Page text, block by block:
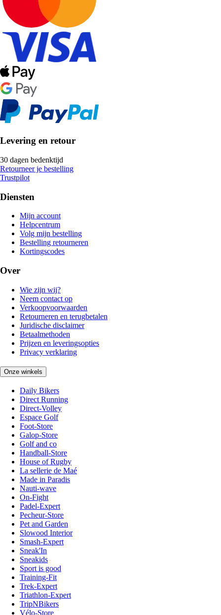
Levering en retour
30 dagen bedenktijd
Retourneer je bestelling
Trustpilot
Diensten
Mijn account
Helpcentrum
Volg mijn bestelling
Bestelling retourneren
Kortingscodes
Over
Wie zijn wij?
Neem contact op
Verkoopvoorwaarden
Retourneren en terugbetalen
Juridische disclaimer
Betaalmethoden
Prijzen en leveringsopties
Privacy verklaring
Onze winkels
Daily Bikers
Direct Running
Direct-Volley
Espace Golf
Foot-Store
Galop-Store
Golf and co
Handball-Store
House of Rugby
La sellerie de Maé
Made in Paradis
Nauti-wave
On-Fight
Padel-Expert
Pecheur-Store
Pet and Garden
Slowood Interior
Smash-Expert
Sneak'In
Sneakids
Sport is good
Training-Fit
Trek-Expert
Triathlon-Expert
TripNBikers
Vélo-Store